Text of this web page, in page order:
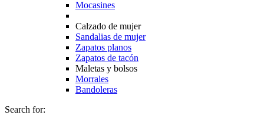
Mocasines
Calzado de mujer
Sandalias de mujer
Zapatos planos
Zapatos de tacón
Maletas y bolsos
Morrales
Bandoleras
Search for: